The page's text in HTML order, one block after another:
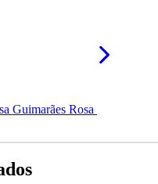
Guimarães Rosa